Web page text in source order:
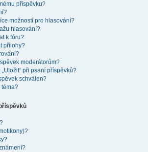
příspěvku?
možností pro hlasování?
hlasování?
k fóru?
přílohy?
moderátorům?
při psaní příspěvků?
schválen?
téma?